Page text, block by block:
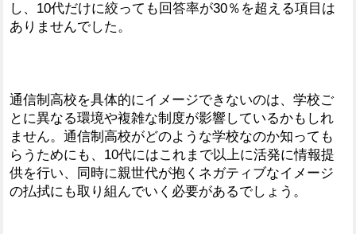
し、10代だけに絞っても回答率が30％を超える項目は
ありませんでした。
通信制高校を具体的にイメージできないのは、学校ご
とに異なる環境や複雑な制度が影響しているかもしれ
ません。通信制高校がどのような学校なのか知っても
らうためにも、10代にはこれまで以上に活発に情報提
供を行い、同時に親世代が抱くネガティブなイメージ
の払拭にも取り組んでいく必要があるでしょう。